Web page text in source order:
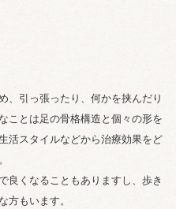
、引っ張ったり、何かを挟んだり
ことは足の骨格構造と個々の形を
活スタイルなどから治療効果をど
良くなることもありますし、歩き
方もいます。